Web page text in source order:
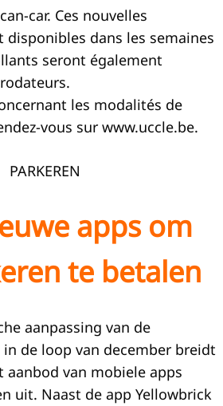
car. Ces nouvelles
dans les semaines
seront également
les modalités de
vous sur www.uccle.be.
PARKEREN
apps om
te betalen
aanpassing van de
de loop van december breidt
aanbod van mobiele apps
uit. Naast de app Yellowbrick